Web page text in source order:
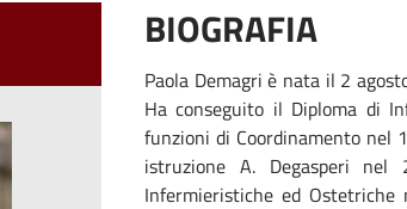
BIOGRAFIA
Paola Demagri è nata il 2
Ha conseguito il Diploma di
funzioni di Coordinamento nel
istruzione A. Degasperi
Infermieristiche ed